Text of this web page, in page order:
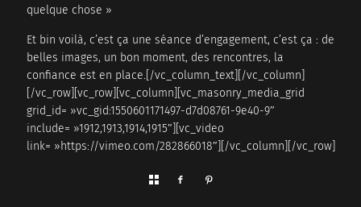
quelque chose »
Et bin voilà, c’est ça une séance d’engagement, c’est ça : de
belles images, un bon moment, des rencontres, la
confiance est en place.[/vc_column_text][/vc_column]
[/vc_row][vc_row][vc_column][vc_masonry_media_grid
grid_id= »vc_gid:1550601171497-d7d08761-9e40-9″
include= »1912,1913,1914,1915″][vc_video
link= »https://vimeo.com/282866018″][/vc_column][/vc_row]